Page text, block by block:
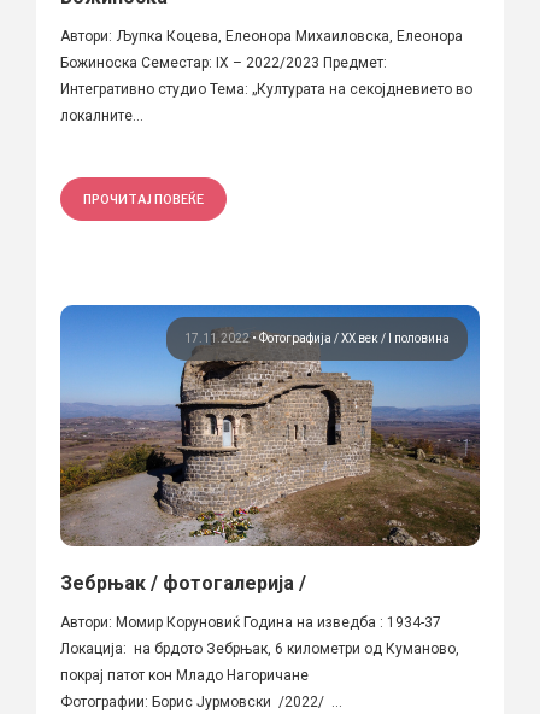
Автори: Љупка Коцева, Елеонора Михаиловска, Елеонора
Божиноска Семестар: IX – 2022/2023 Предмет:
Интегративно студио Тема: „Културата на секојдневието во
локалните...
ПРОЧИТАЈ ПОВЕЌЕ
17.11.2022• Фотографија ХХ век / I половина
Зебрњак / фотогалерија /
Автори: Момир Коруновиќ Година на изведба : 1934-37
Локација: на брдото Зебрњак, 6 километри од Куманово,
покрај патот кон Младо Нагоричане
Фотографии: Борис Јурмовски /2022/ ...